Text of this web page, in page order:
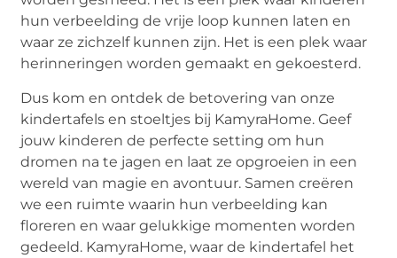
hun verbeelding de vrije loop kunnen laten en
waar ze zichzelf kunnen zijn. Het is een plek waar
herinneringen worden gemaakt en gekoesterd.
Dus kom en ontdek de betovering van onze
kindertafels en stoeltjes bij KamyraHome. Geef
jouw kinderen de perfecte setting om hun
dromen na te jagen en laat ze opgroeien in een
wereld van magie en avontuur. Samen creëren
we een ruimte waarin hun verbeelding kan
floreren en waar gelukkige momenten worden
gedeeld. KamyraHome, waar de kindertafel het